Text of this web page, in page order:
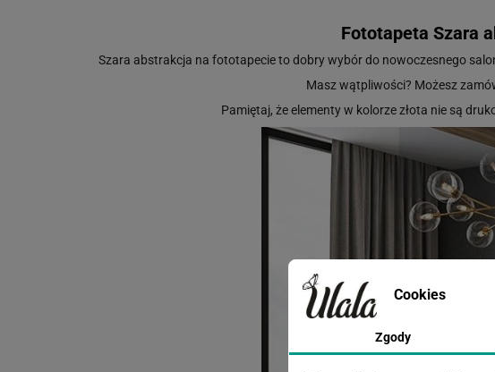
Fototapeta Szara
Szara abstrakcja na fototapecie to dobry wybór do nowoczesnego
Masz wątpliwości? Możesz
Pamiętaj, że elementy w kolorze złota nie są
Cookies
Zgody